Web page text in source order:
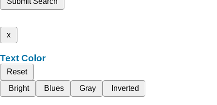
x
Text Color
Reset
Bright
Blues Gray Inverted